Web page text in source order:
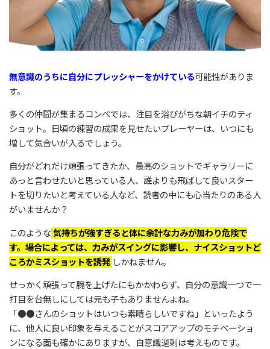
無意識のうちに自分にプレッシャーをかけている可能性がありま
す。
多くの仲間が集まるコンペでは、注目を浴びがちな朝イチのティ
ショット。日頃の練習の成果を見せたいプレーヤーは、いつにも
増して気合いが入るでしょう。
自分がどれだけ頑張ってきたか、最高のショットでギャラリーに
あっと言わせたいと思っている人、誰よりも飛ばして良いスター
トを切りたいと考えている人など、読者の中にも心当たりのある人
がいませんか？
このような 気持ちが強すぎると体に余計な力みが加わり危険で
す。場合によっては、力みがスイングに影響し、ナイスショットど
ころかミスショットを誘発 しかねません。
せっかく頑張って腕を上げたにもかかわらず、自分の意識一つで一
打目を台無しにしては元も子もありませんよね。
「●●さんのショットはいつも素晴らしいですね」といったよう
に、他人に良い印象を与えることがスコアアップのモチベーショ
ンになる面も確かにありますが、自意識過剰は考えものです。